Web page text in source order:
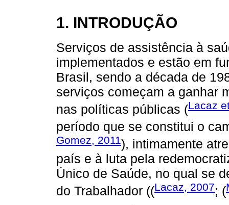
1. INTRODUÇÃO
Serviços de assistência à
implementados e estão em
Brasil, sendo a década de
serviços começam a ganhar
nas políticas públicas (Lacaz
período que se constitui o
Gomez, 2011), intimamente
país e à luta pela
Único de Saúde, no qual se
do Trabalhador ((Lacaz, 2007; (